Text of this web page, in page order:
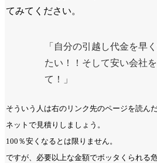
てみてください。
「自分の引越し代金を早
たい！！そして安い会社を
て！」
そういう人は右のリンク先のページを読んだ
ネットで見積りしましょう。
100％安くなるとは限りません。
ですが、必要以上な金額でボッタくられる